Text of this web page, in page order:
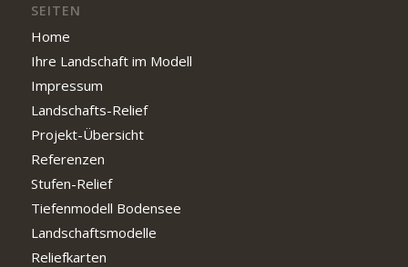
SEITEN
Home
Ihre Landschaft im Modell
Impressum
Landschafts-Relief
Projekt-Übersicht
Referenzen
Stufen-Relief
Tiefenmodell Bodensee
Landschaftsmodelle
Reliefkarten